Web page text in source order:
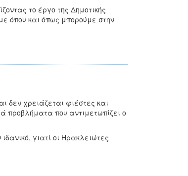
το έργο της Δημοτικής
όπου και όπως μπορούμε στην
δεν χρειάζεται φιέστες και
προβλήματα που αντιμετωπίζει ο
γιατί οι Ηρακλειώτες